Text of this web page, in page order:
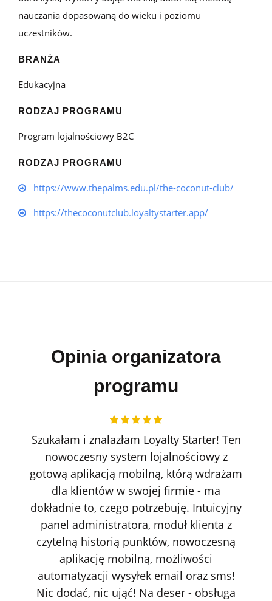
nauczania dopasowaną do wieku i poziomu
uczestników.
BRANŻA
edukacyjna
RODZAJ PROGRAMU
Program lojalnościowy B2C
RODZAJ PROGRAMU
https://www.thepalms.edu.pl/the-coconut-club/
https://thecoconutclub.loyaltystarter.app/
Opinia organizatora
programu
Szukałam i znalazłam Loyalty Starter! Ten
nowoczesny system lojalnościowy z
gotową aplikacją mobilną, którą wdrażam
dla klientów w swojej firmie - ma
dokładnie to, czego potrzebuję. Intuicyjny
panel administratora, moduł klienta z
czytelną historią punktów, nowoczesną
aplikację mobilną, możliwości
automatyzacji wysyłek email oraz sms!
Nic dodać, nic ująć! Na deser - obsługa